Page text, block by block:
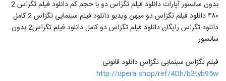
بدون سانسور آپارات دانلود فیلم تگزاس دو با حجم کم دانلود فیلم تگزاس 2
۴۸۰ دانلود فیلم تگزاس دو میهن ویدیو دانلود فیلم سینمایی تگزاس 2 کامل
دانلود تگزاس رایگان دانلود فیلم تگزاس دو کامل دانلود فیلم تگزاس2 بدون
سانسور
فیلم تگزاس سینمایی تگزاس دانلود قانونی
http://upera.shop/ref/4Dh/b3tyb95w